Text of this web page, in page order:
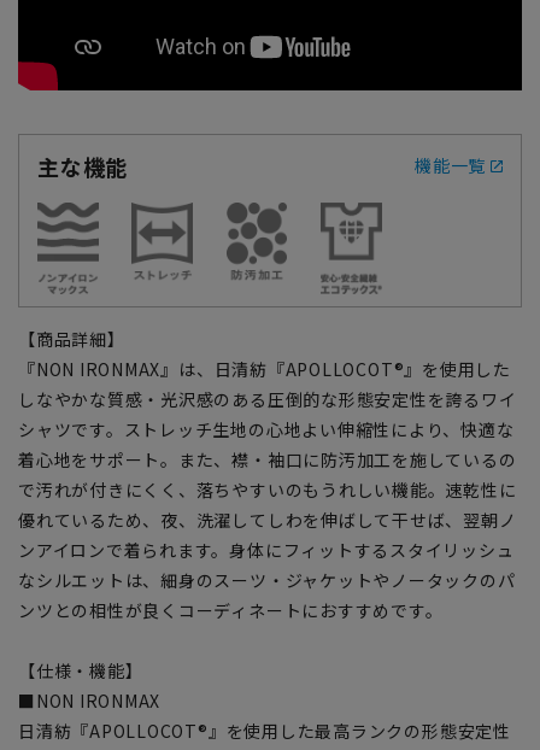
主な機能 機能一覧
【商品詳細】
『NON IRONMAX』は、日清紡『APOLLOCOT®』を使用した
しなやかな質感・光沢感のある圧倒的な形態安定性を誇るワイ
シャツです。ストレッチ生地の心地よい伸縮性により、快適な
着心地をサポート。また、襟・袖口に防汚加工を施しているの
で汚れが付きにくく、落ちやすいのもうれしい機能。速乾性に
優れているため、夜、洗濯してしわを伸ばして干せば、翌朝ノ
ンアイロンで着られます。身体にフィットするスタイリッシュ
なシルエットは、細身のスーツ・ジャケットやノータックのパ
ンツとの相性が良くコーディネートにおすすめです。
【仕様・機能】
■NON IRONMAX
日清紡『APOLLOCOT®』を使用した最高ランクの形態安定性